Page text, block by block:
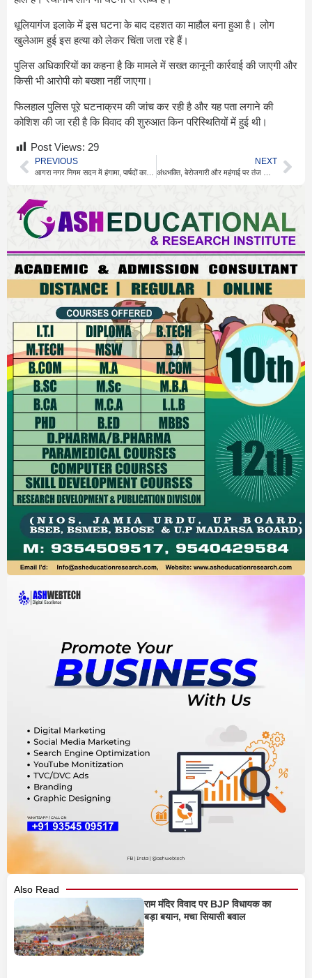
धूलियागंज इलाके में इस घटना के बाद दहशत का माहौल बना हुआ है। लोग
खुलेआम हुई इस हत्या को लेकर चिंता जता रहे हैं।
पुलिस अधिकारियों का कहना है कि मामले में सख्त कानूनी कार्रवाई की जाएगी और
किसी भी आरोपी को बख्शा नहीं जाएगा।
फिलहाल पुलिस पूरे घटनाक्रम की जांच कर रही है और यह पता लगाने की
कोशिश की जा रही है कि विवाद की शुरुआत किन परिस्थितियों में हुई थी।
Post Views: 29
PREVIOUS
आगरा नगर निगम सदन में हंगामा, पार्षदों का प्रदर्शन
NEXT
Also Read
राम मंदिर विवाद पर BJP विधायक का
बड़ा बयान, मचा सियासी बवाल